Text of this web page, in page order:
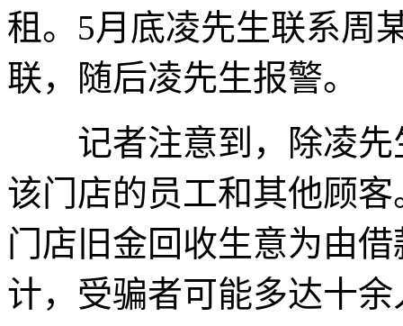
租。5月底凌先生联系周
联，随后凌先生报警。
记者注意到，除凌先
该门店的员工和其他顾
门店旧金回收生意为由
计，受骗者可能多达十